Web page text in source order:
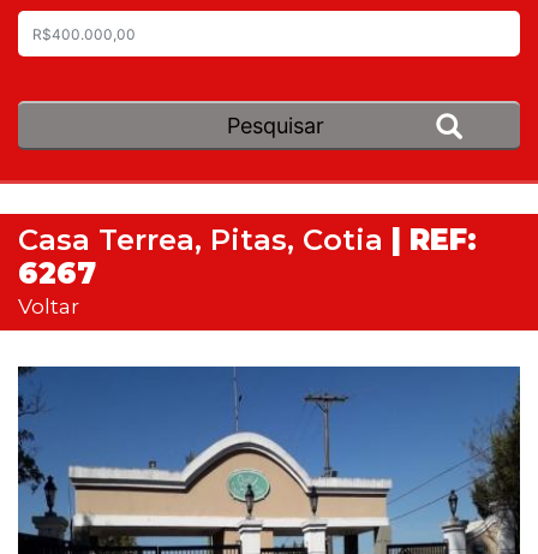
Casa Terrea, Pitas, Cotia | REF:
6267
Voltar